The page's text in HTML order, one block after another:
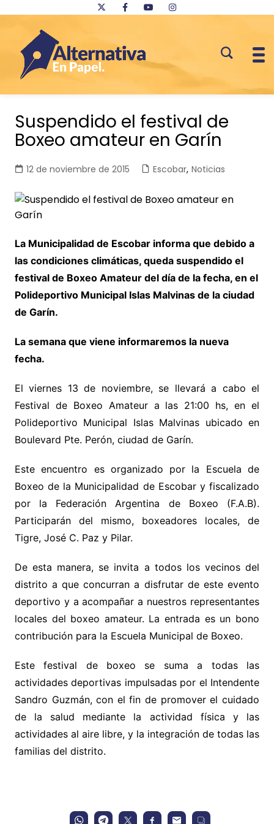
contenido
Suspendido el festival de
Boxeo amateur en Garín
12 de noviembre de 2015 Escobar, Noticias
La Municipalidad de Escobar informa que debido a
las condiciones climáticas, queda suspendido el
festival de Boxeo Amateur del día de la fecha, en el
Polideportivo Municipal Islas Malvinas de la ciudad
de Garín.
La semana que viene informaremos la nueva
fecha.
El viernes 13 de noviembre, se llevará a cabo el
Festival de Boxeo Amateur a las 21:00 hs, en el
Polideportivo Municipal Islas Malvinas ubicado en
Boulevard Pte. Perón, ciudad de Garín.
Este encuentro es organizado por la Escuela de
Boxeo de la Municipalidad de Escobar y fiscalizado
por la Federación Argentina de Boxeo (F.A.B).
Participarán del mismo, boxeadores locales, de
Tigre, José C. Paz y Pilar.
De esta manera, se invita a todos los vecinos del
distrito a que concurran a disfrutar de este evento
deportivo y a acompañar a nuestros representantes
locales del boxeo amateur. La entrada es un bono
contribución para la Escuela Municipal de Boxeo.
Este festival de boxeo se suma a todas las
actividades deportivas impulsadas por el Intendente
Sandro Guzmán, con el fin de promover el cuidado
de la salud mediante la actividad física y las
actividades al aire libre, y la integración de todas las
familias del distrito.